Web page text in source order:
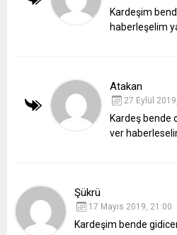
Kardeşim
haberleşelim
Atakan
27 Eylül
Kardeş bende
ver
Şükrü
17 Mayıs 2019, 21:00
Kardeşim bende